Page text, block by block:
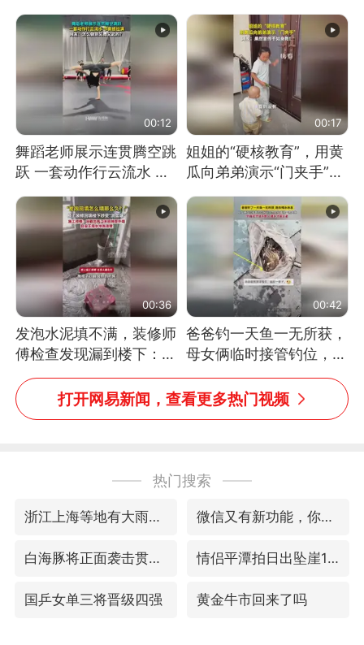
快乐长这样
可以不要把我遣返回国”
00:12
舞蹈老师展示连贯腾空跳
跃 一套动作行云流水 节
奏感拉满 网友：怎么做
到又舞又武的？
00:17
姐姐的“硬核教育”，用黄
瓜向弟弟演示“门夹手”，
网友：果然言传不如身
教！
00:36
发泡水泥填不满，装修师
傅检查发现漏到楼下：出
风口未延伸到外墙
00:42
爸爸钓一天鱼一无所获，
母女俩临时接管钓位，用
玩具鱼竿钓上大鱼
打开网易新闻，查看更多热门视频
热门搜索
浙江上海等地有大雨或暴雨 微信又有新功能，你可以“撤回”你的撤回了！
白海豚将正面袭击贯穿浙江 情侣平潭拍日出坠崖1死1伤
国乒女单三将晋级四强 黄金牛市回来了吗